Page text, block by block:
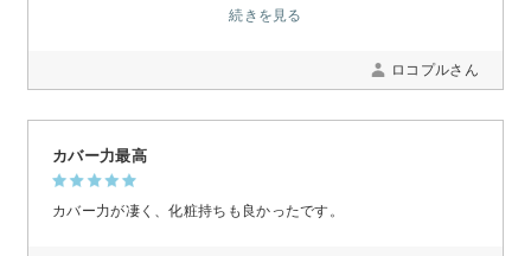
簡単で便利です。クッションタイプは、他のタイプのファンデー
続きを見る
ロコプルさん
カバー力最高
カバー力が凄く、化粧持ちも良かったです。